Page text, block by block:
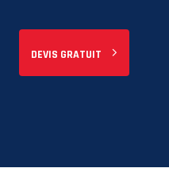
DEVIS GRATUIT